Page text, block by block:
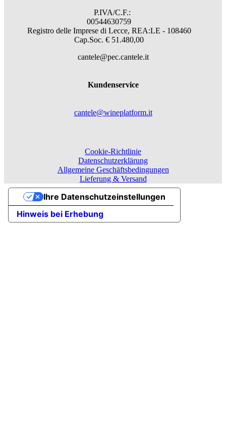
P.IVA/C.F.:
00544630759
Registro delle Imprese di Lecce, REA:LE - 108460
Cap.Soc. € 51.480,00
cantele@pec.cantele.it
Kundenservice
cantele@wineplatform.it
Cookie-Richtlinie
Datenschutzerklärung
Allgemeine Geschäftsbedingungen
Lieferung & Versand
Hinweis bei Erhebung
Ihre Datenschutzeinstellungen